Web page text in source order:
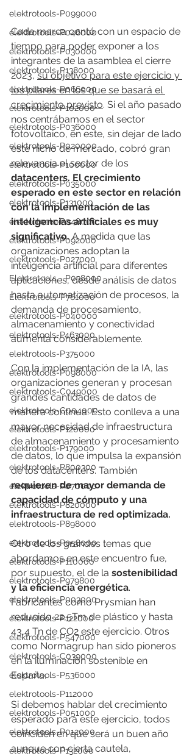
elektrotools-P099000
elektrotools-P046000
elektrotools-P030000
elektrotools-P138000
elektrotools-P066000
elektrotools-P102000
elektrotools-P036000
elektrotools-P020000
elektrotools-P100000
elektrotools-P035000
elektrotools-P131000
elektrotools-P048000
elektrotools-P092000
elektrotools-P027000
Elektrotools - P038000
Elektrotools-P761000
elektrotools-P040000
elektrotools-P463000
elektrotools-P375000
elektrotools-P098000
elektrotools-C049000
elektrotools-C004000
elektrotools-P120000
elektrotools-P179000
elektrotools-P800300
elektrotools-P070000
elektrotools-P820000
elektrotools-P898000
elektrotools-P058000
elektrotools-P110000
elektrotools-P979800
elektrotools-P003000
elektrotools-P122000
elektrotools-P547000
elektrotools-C039000
elektrotools-P536000
elektrotools-P112000
elektrotools-P051000
elektrotools-P012000
elektrotools-P132000
Cada marca contó con un espacio de
tiempo para poder exponer a los
integrantes de la asamblea el cierre
2023, su objetivo para este ejercicio y
los pilares en los que se basará el
crecimiento previsto. Si el año pasado
nos centrábamos en el sector
fotovoltaico, en este, sin dejar de lado
este nicho de mercado, cobró gran
relevancia el sector de los
datacenters. El crecimiento
esperado en este sector en relación
con la implementación de las
inteligencias artificiales es muy
significativo. A medida que las
organizaciones adoptan la
inteligencia artificial para diferentes
aplicaciones, desde análisis de datos
hasta automatización de procesos, la
demanda de procesamiento,
almacenamiento y conectividad
aumenta considerablemente.
Con la implementación de la IA, las
organizaciones generan y procesan
grandes cantidades de datos de
manera continua. Esto conlleva a una
mayor necesidad de infraestructura
de almacenamiento y procesamiento
de datos, lo que impulsa la expansión
de los datacenters. También
requieren de mayor demanda de
capacidad de cómputo y una
infraestructura de red optimizada.
Otro de los grandes temas que
abordamos en este encuentro fue,
por supuesto, el de la sostenibilidad
y la eficiencia energética.
Fabricantes como Prysmian han
reducido 22,5Tm de plástico y hasta
43,4 Tn de CO2 este ejercicio. Otros
como Normagrup han sido pioneros
en la iluminación sostenible en
España.
Si debemos hablar del crecimiento
esperado para este ejercicio, todos
coinciden en que será un buen año
aunque con cierta cautela,